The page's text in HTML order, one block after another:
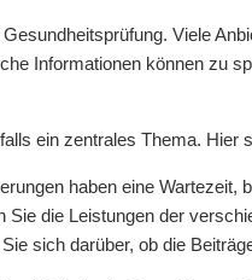
Viele
Informationen können zu
ein zentrales Thema. Hier
haben eine
Sie die Leistungen der
sich darüber, ob die